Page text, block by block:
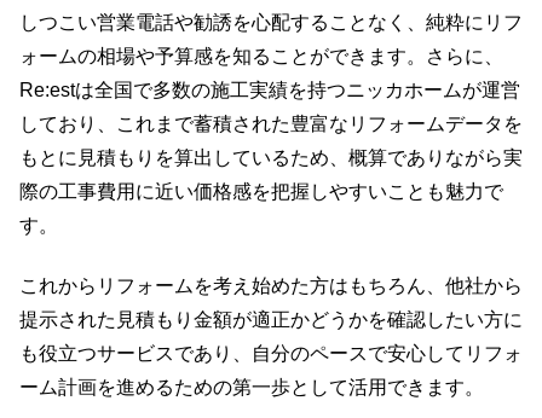
しつこい営業電話や勧誘を心配することなく、純粋にリフ
ォームの相場や予算感を知ることができます。さらに、
Re:estは全国で多数の施工実績を持つニッカホームが運営
しており、これまで蓄積された豊富なリフォームデータを
もとに見積もりを算出しているため、概算でありながら実
際の工事費用に近い価格感を把握しやすいことも魅力で
す。
これからリフォームを考え始めた方はもちろん、他社から
提示された見積もり金額が適正かどうかを確認したい方に
も役立つサービスであり、自分のペースで安心してリフォ
ーム計画を進めるための第一歩として活用できます。